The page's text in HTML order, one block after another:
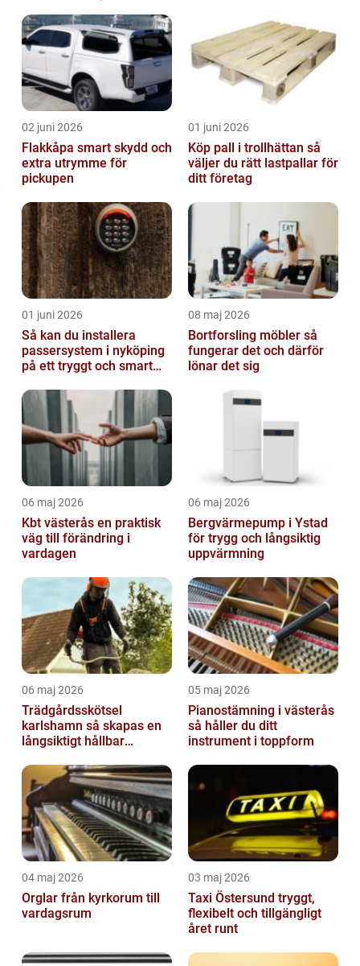
02 juni 2026
Flakkåpa smart skydd och
extra utrymme för
pickupen
01 juni 2026
Köp pall i trollhättan så
väljer du rätt lastpallar för
ditt företag
01 juni 2026
Så kan du installera
passersystem i nyköping
på ett tryggt och smart
08 maj 2026
Bortforsling möbler så
fungerar det och därför
lönar det sig
06 maj 2026
Kbt västerås en praktisk
väg till förändring i
vardagen
06 maj 2026
Bergvärmepump i Ystad
för trygg och långsiktig
uppvärmning
06 maj 2026
Trädgårdsskötsel
karlshamn så skapas en
långsiktigt hållbar
05 maj 2026
Pianostämning i västerås
så håller du ditt
instrument i toppform
04 maj 2026
Orglar från kyrkorum till
vardagsrum
03 maj 2026
Taxi Östersund tryggt,
flexibelt och tillgängligt
året runt